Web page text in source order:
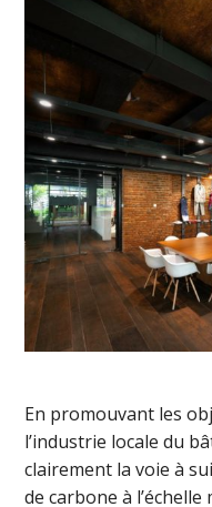
En promouvant les
l’industrie locale du
clairement la voie à
de carbone à